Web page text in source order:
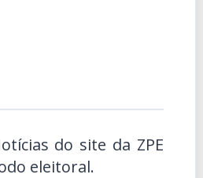
do site da ZPE
eleitoral.